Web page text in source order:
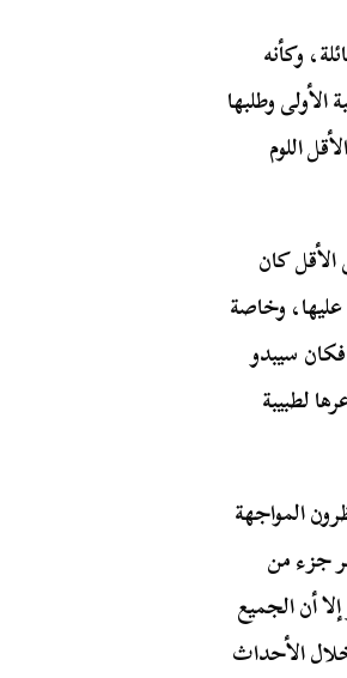
وكأنه
وطلبها
اللوم
كان
عليها، وخاصة
سيبدو
لطبيبة
المواجهة
جزء من
أن الجميع
الأحداث